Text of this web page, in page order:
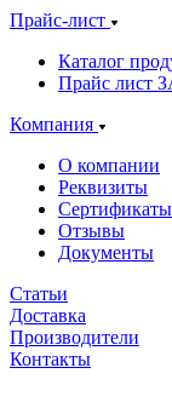
Прайс-лист
Каталог
Прайс лист
Компания
О компании
Реквизиты
Сертификаты
Отзывы
Документы
Статьи
Доставка
Производители
Контакты